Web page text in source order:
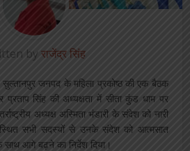
by राजेंद्र सिंह
सुल्तानपुर जनपद के महिला प्रकोष्ठ की एक बैठक
प्रताप सिंह की अध्यक्षता में सीता कुंड धाम पर
अध्यक्ष अस्मिता भंडारी के संदेश को नारी
सभी सदस्यों से उनके संदेश को आत्मसात
आगे बढ़ने का निर्देश दिया।